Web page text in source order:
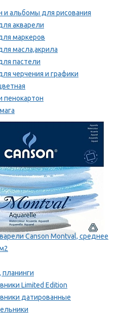
и альбомы для рисования
акварели
маркеров
масла,акрила
пастели
черчения и графики
пенокартон
Canson Montval, среднее
Limited Edition
датированные